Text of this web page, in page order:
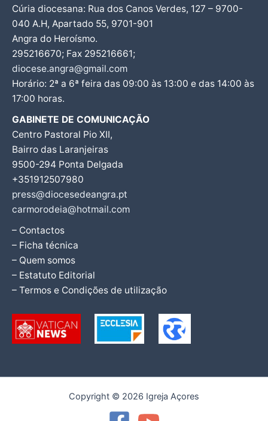
Cúria diocesana: Rua dos Canos Verdes, 127 – 9700-
040 A.H, Apartado 55, 9701-901
Angra do Heroísmo.
295216670; Fax 295216661;
diocese.angra@gmail.com
Horário: 2ª a 6ª feira das 09:00 às 13:00 e das 14:00 às
17:00 horas.
GABINETE DE COMUNICAÇÃO
Centro Pastoral Pio XII,
Bairro das Laranjeiras
9500-294 Ponta Delgada
+351912507980
press@diocesedeangra.pt
carmorodeia@hotmail.com
– Contactos
– Ficha técnica
– Quem somos
– Estatuto Editorial
– Termos e Condições de utilização
Copyright © 2026 Igreja Açores